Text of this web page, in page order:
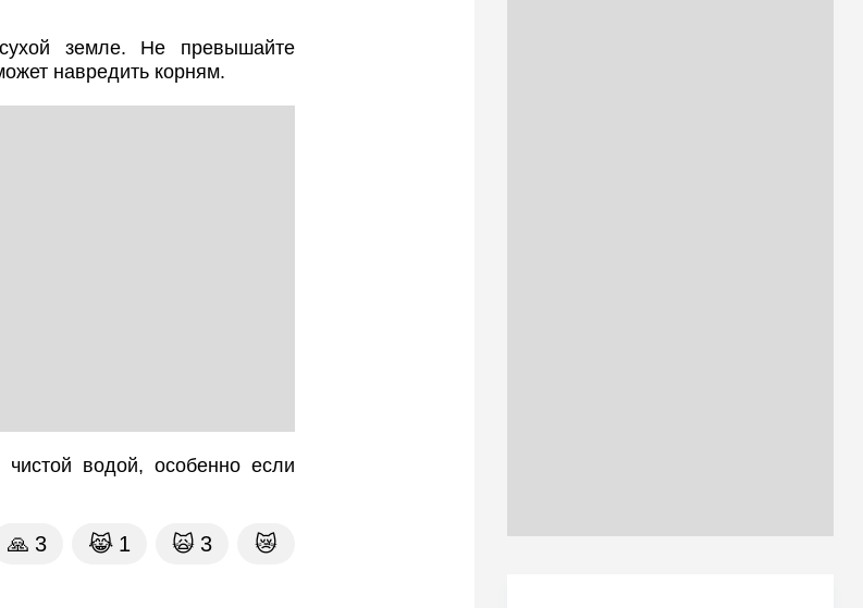
земле. Не превышайте
навредить корням.
водой, особенно если
🙏 3 😹 1 🙀 3 😿